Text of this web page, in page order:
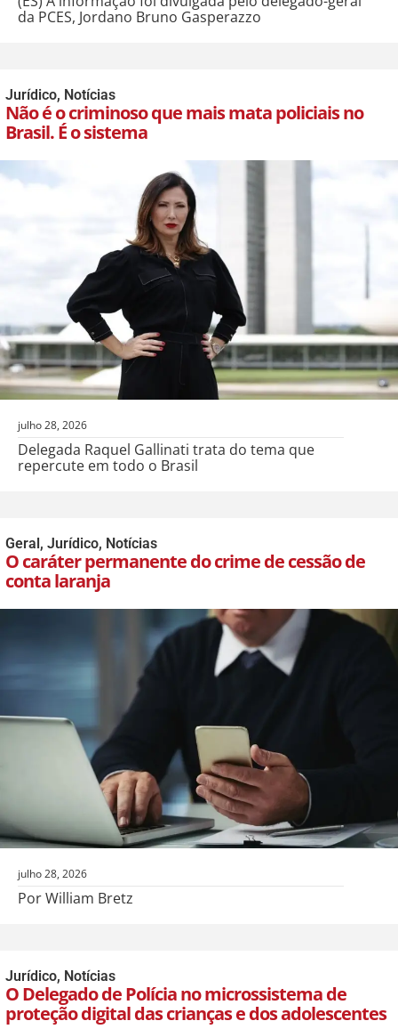
da PCES, Jordano Bruno Gasperazzo
Jurídico, Notícias
Não é o criminoso que mais mata policiais no
Brasil. É o sistema
julho 28, 2026
Delegada Raquel Gallinati trata do tema que
repercute em todo o Brasil
Geral, Jurídico, Notícias
O caráter permanente do crime de cessão de
conta laranja
julho 28, 2026
Por William Bretz
Jurídico, Notícias
O Delegado de Polícia no microssistema de
proteção digital das crianças e dos adolescentes